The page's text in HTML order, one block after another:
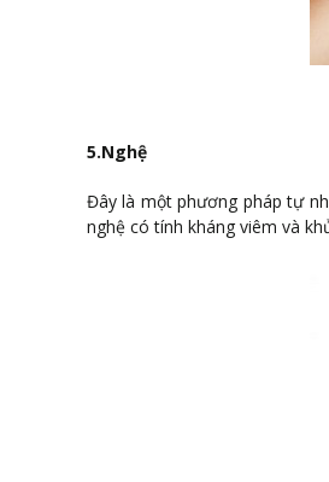
5.Nghệ
Đây là một phương pháp tự
nghệ có tính kháng viêm và